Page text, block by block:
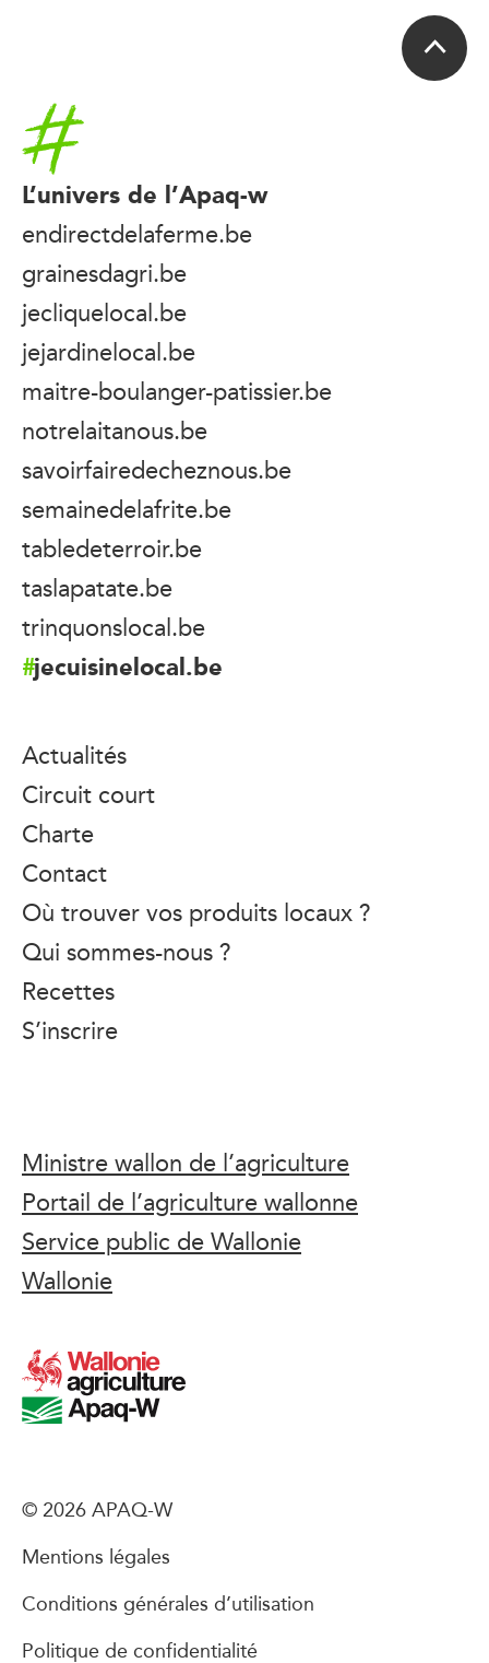
Accueil
L’univers de l’Apaq-w
endirectdelaferme.be
grainesdagri.be
jecliquelocal.be
jejardinelocal.be
maitre-boulanger-patissier.be
notrelaitanous.be
savoirfairedecheznous.be
semainedelafrite.be
tabledeterroir.be
taslapatate.be
trinquonslocal.be
jecuisinelocal.be
Actualités
Circuit court
Charte
Contact
Où trouver vos produits locaux ?
Qui sommes-nous ?
Recettes
S’inscrire
Ministre wallon de l’agriculture
Portail de l’agriculture wallonne
Service public de Wallonie
Wallonie
© 2026 APAQ-W
Mentions légales
Conditions générales d’utilisation
Politique de confidentialité